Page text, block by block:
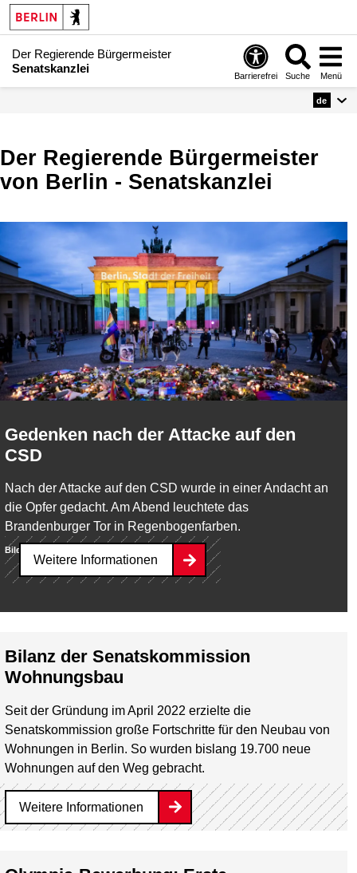
Der Regierende Bürgermeister
Senatskanzlei
Barrierefrei Suche Menü
de
Der Regierende Bürgermeister
von Berlin - Senatskanzlei
Gedenken nach der Attacke auf den
CSD
Nach der Attacke auf den CSD wurde in einer Andacht an
die Opfer gedacht. Am Abend leuchtete das
Brandenburger Tor in Regenbogenfarben.
Weitere Informationen
Bild:
Bilanz der Senatskommission
Wohnungsbau
Seit der Gründung im April 2022 erzielte die
Senatskommission große Fortschritte für den Neubau von
Wohnungen in Berlin. So wurden bislang 19.700 neue
Wohnungen auf den Weg gebracht.
Weitere Informationen